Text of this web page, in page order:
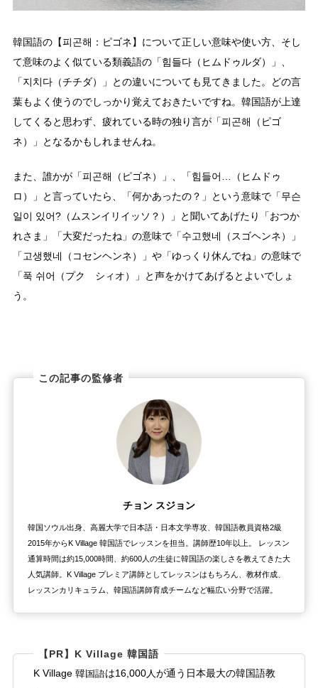
韓国語の【피곤해：ピゴネ】について正しい意味や使い方、そし
て意味のよく似ている類義語の「힘들다（ヒムドゥルダ）」、
「지치다（チチダ）」との違いについても見てきました。どの言
葉もよく使うのでしっかり覚えておきたいですね。韓国語が上達
してくると思わず、疲れている時の独り言が「피곤해（ピゴ
ネ）」となるかもしれませんね。
また、誰かが「피곤해（ピゴネ）」、「힘들어…（ヒムドゥ
ロ）」と言っていたら、「何かあったの？」という意味で「무슨
일이 있어?（ムスンイリイッソ？）」と聞いてあげたり「おつか
れさま」「大変だったね」の意味で「수고했네（スゴヘンネ）」
「고생했네（コセンヘンネ）」や「ゆっくり休んでね」の意味で
「푹 쉬어（プク シィオ）」と声をかけてあげるとよいでしょ
う。
この記事の監修者
チョン スジョン
韓国ソウル出身、高麗大学で日本語・日本文学専攻、韓国語教員資格2級
2015年からK Village 韓国語でレッスンを担当。講師歴10年以上。 レッスン
通算時間は約15,000時間、約600人の生徒に韓国語の楽しさを教えてきた大
人気講師。K Village プレミア講師としてレッスンはもちろん、教材作成、
レッスンカリキュラム、韓国語講師育成チームなど幅広い分野で活躍。
【PR】K Village 韓国語
K Village 韓国語は16,000人が通う日本最大の韓国語教